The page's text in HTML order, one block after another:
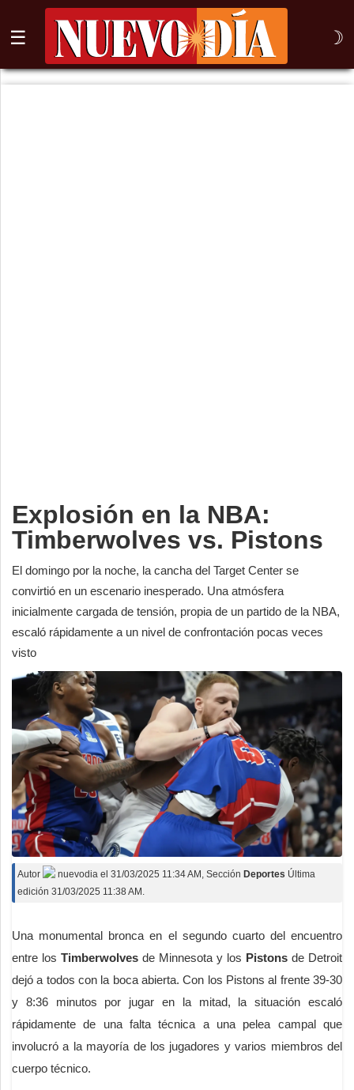
☰ ☽
⌕
Explosión en la NBA:
Timberwolves vs. Pistons
El domingo por la noche, la cancha del Target Center se
convirtió en un escenario inesperado. Una atmósfera
inicialmente cargada de tensión, propia de un partido de la NBA,
escaló rápidamente a un nivel de confrontación pocas veces
visto
Autor nuevodia el 31/03/2025 11:34 AM , Sección Deportes Última
edición 31/03/2025 11:38 AM.
Una monumental bronca en el segundo cuarto del encuentro
entre los Timberwolves de Minnesota y los Pistons de Detroit
dejó a todos con la boca abierta. Con los Pistons al frente 39-30
y 8:36 minutos por jugar en la mitad, la situación escaló
rápidamente de una falta técnica a una pelea campal que
involucró a la mayoría de los jugadores y varios miembros del
cuerpo técnico.